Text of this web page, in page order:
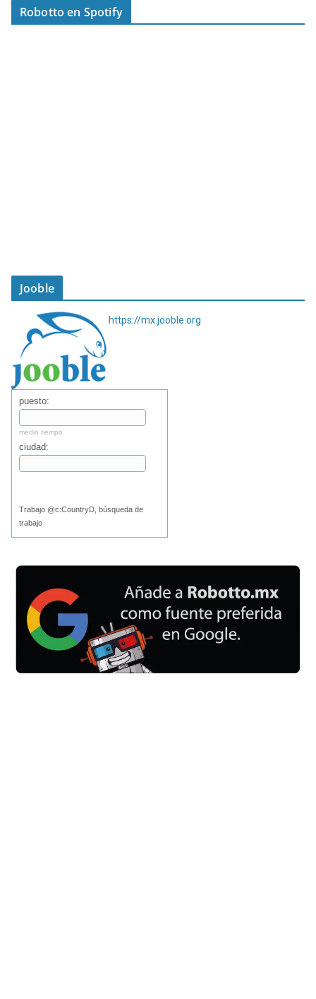
Robotto en Spotify
Jooble
https://mx.jooble.org
puesto:
medio tiempo
ciudad:
Trabajo @c:CountryD, búsqueda de
trabajo